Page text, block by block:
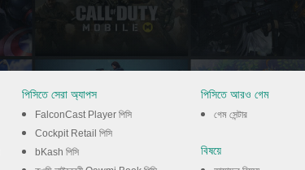
পিসিতে সেরা অ্যাপস
FalconCast Player পিসি
Cockpit Retail পিসি
bKash পিসি
পিসিতে আরও গেম
গেম সেন্টার
বিষয়ে